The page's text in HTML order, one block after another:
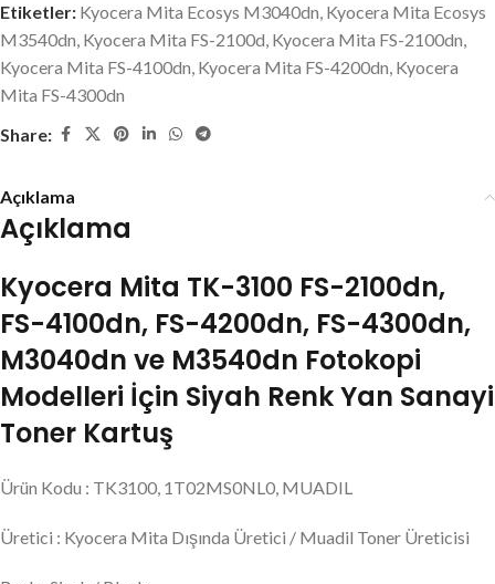
Etiketler: Kyocera Mita Ecosys M3040dn, Kyocera Mita Ecosys
M3540dn, Kyocera Mita FS-2100d, Kyocera Mita FS-2100dn,
Kyocera Mita FS-4100dn, Kyocera Mita FS-4200dn, Kyocera
Mita FS-4300dn
Share:
Açıklama
Açıklama
Kyocera Mita TK-3100 FS-2100dn,
FS-4100dn, FS-4200dn, FS-4300dn,
M3040dn ve M3540dn Fotokopi
Modelleri İçin Siyah Renk Yan Sanayi
Toner Kartuş
Ürün Kodu : TK3100, 1T02MS0NL0, MUADIL
Üretici : Kyocera Mita Dışında Üretici / Muadil Toner Üreticisi